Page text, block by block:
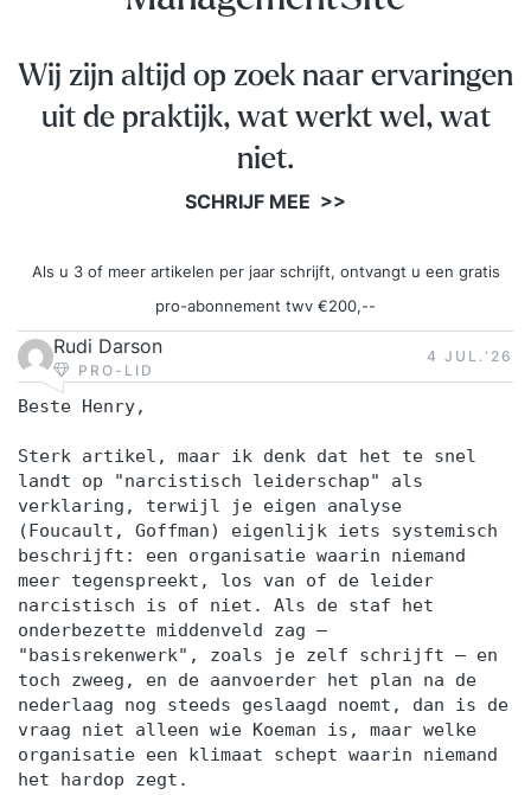
Wij zijn altijd op zoek naar ervaringen
uit de praktijk, wat werkt wel, wat
niet.
SCHRIJF MEE >>
Als u 3 of meer artikelen per jaar schrijft, ontvangt u een gratis
pro-abonnement twv €200,--
Rudi Darson
PRO-LID
4 JUL.‘26
Beste Henry,
Sterk artikel, maar ik denk dat het te snel
landt op "narcistisch leiderschap" als
verklaring, terwijl je eigen analyse
(Foucault, Goffman) eigenlijk iets systemisch
beschrijft: een organisatie waarin niemand
meer tegenspreekt, los van of de leider
narcistisch is of niet. Als de staf het
onderbezette middenveld zag —
"basisrekenwerk", zoals je zelf schrijft — en
toch zweeg, en de aanvoerder het plan na de
nederlaag nog steeds geslaagd noemt, dan is de
vraag niet alleen wie Koeman is, maar welke
organisatie een klimaat schept waarin niemand
het hardop zegt.